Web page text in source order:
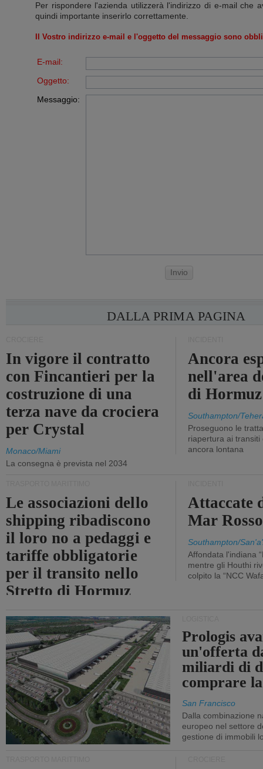
Per rispondere l'azienda utilizzerà l'indirizzo di e-mail che
quindi importante inserirlo correttamente.
Il Vostro indirizzo e-mail e l'oggetto del messaggio sono
E-mail:
Oggetto:
Messaggio:
Invio
DALLA PRIMA PAGINA
In vigore il contratto
con Fincantieri per la
costruzione di una
terza nave da crociera
per Crystal
Monaco/Miami
La consegna è prevista nel 2034
Ancora
nell'area
di Hormuz
Southampton/
Proseguono le
riapertura ai
ancora lontana
Le associazioni dello
shipping ribadiscono
il loro no a pedaggi e
tariffe obbligatorie
per il transito nello
Stretto di Hormuz
Attaccate
Mar Rosso
Southampton/
Affondata l'indiana
mentre gli Houthi
colpito la “NCC
Prologis
un'offerta
miliardi di
comprare
San Francisco
Dalla combinazione
europeo nel settore
gestione di immobili